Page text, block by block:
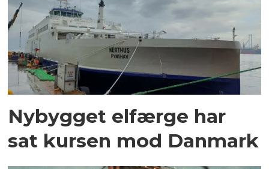
Nybygget elfærge har
sat kursen mod Danmark